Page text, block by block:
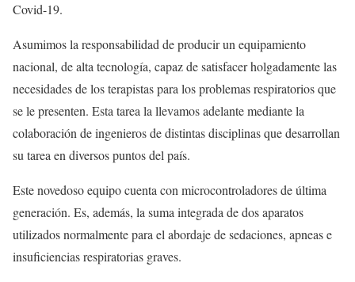
Covid-19.
Asumimos la responsabilidad de producir un equipamiento
nacional, de alta tecnología, capaz de satisfacer holgadamente las
necesidades de los terapistas para los problemas respiratorios que
se le presenten. Esta tarea la llevamos adelante mediante la
colaboración de ingenieros de distintas disciplinas que desarrollan
su tarea en diversos puntos del país.
Este novedoso equipo cuenta con microcontroladores de última
generación. Es, además, la suma integrada de dos aparatos
utilizados normalmente para el abordaje de sedaciones, apneas e
insuficiencias respiratorias graves.